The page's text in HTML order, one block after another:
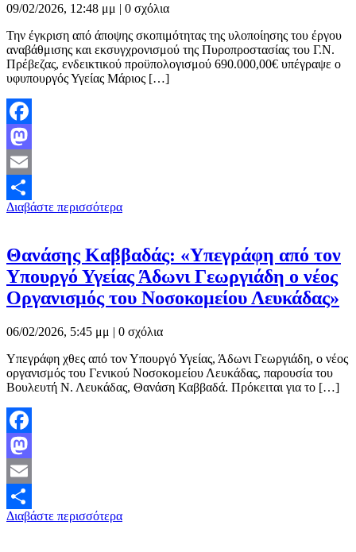
09/02/2026, 12:48 μμ | 0 σχόλια
Την έγκριση από άποψης σκοπιμότητας της υλοποίησης του έργου
αναβάθμισης και εκσυγχρονισμού της Πυροπροστασίας του Γ.Ν.
Πρέβεζας, ενδεικτικού προϋπολογισμού 690.000,00€ υπέγραψε ο
υφυπουργός Υγείας Μάριος […]
Facebook
Mastodon
Email
Μοιραστείτε
Διαβάστε περισσότερα
Θανάσης Καββαδάς: «Υπεγράφη από τον
Υπουργό Υγείας Άδωνι Γεωργιάδη ο νέος
Οργανισμός του Νοσοκομείου Λευκάδας»
06/02/2026, 5:45 μμ | 0 σχόλια
Υπεγράφη χθες από τον Υπουργό Υγείας, Άδωνι Γεωργιάδη, ο νέος
οργανισμός του Γενικού Νοσοκομείου Λευκάδας, παρουσία του
Βουλευτή Ν. Λευκάδας, Θανάση Καββαδά. Πρόκειται για το […]
Facebook
Mastodon
Email
Μοιραστείτε
Διαβάστε περισσότερα